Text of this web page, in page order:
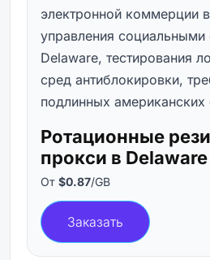
электронной коммерции
управления социальными
Delaware, тестирования
сред антиблокировки,
подлинных американских
Ротационные
прокси в Delaware
От $0.87/GB
Заказать